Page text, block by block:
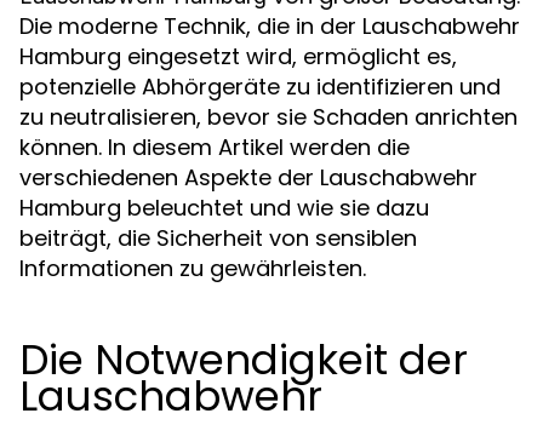
Die moderne Technik, die in der Lauschabwehr
Hamburg eingesetzt wird, ermöglicht es,
potenzielle Abhörgeräte zu identifizieren und
zu neutralisieren, bevor sie Schaden anrichten
können. In diesem Artikel werden die
verschiedenen Aspekte der Lauschabwehr
Hamburg beleuchtet und wie sie dazu
beiträgt, die Sicherheit von sensiblen
Informationen zu gewährleisten.
Die Notwendigkeit der
Lauschabwehr